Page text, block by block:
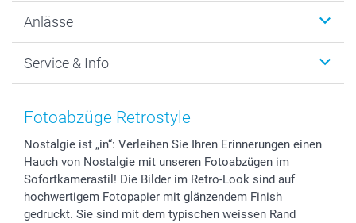
MyNameBook
Fotoabzüge, Fotos als Buch & Poster
Zubehör & Material
Foto-Kalender & Agenden
Sticker & Etiketten
Geschenk-Gutscheine (PDF)
Warum smartphoto
Datenschutz
AGB
Presse
Partnerprogramme
Investor Relations
B2B smartbusiness
Anlässe
Neujahr
Muttertag
Kommunion & Konfirmation
Hochzeit
Geburtstag
Geburt
Service & Info
Preise und Versandkosten
48h Lieferung
Zahlungsmöglichkeiten
Anmelden /Registrieren
Sitemap
Fotoabzüge Retrostyle
Nostalgie ist „in“: Verleihen Sie Ihren Erinnerungen einen
Hauch von Nostalgie mit unseren Fotoabzügen im
Sofortkamerastil! Die Bilder im Retro-Look sind auf
hochwertigem Fotopapier mit glänzendem Finish
gedruckt. Sie sind mit dem typischen weissen Rand